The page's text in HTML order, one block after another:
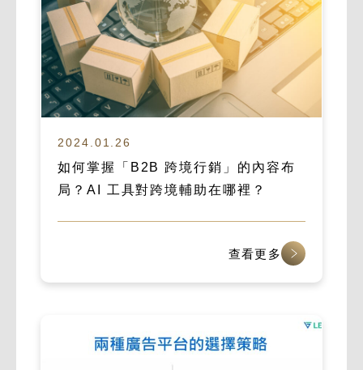
2024.01.26
如何掌握「B2B 跨境行銷」的內容布
局？AI 工具對跨境輔助在哪裡？
查看更多